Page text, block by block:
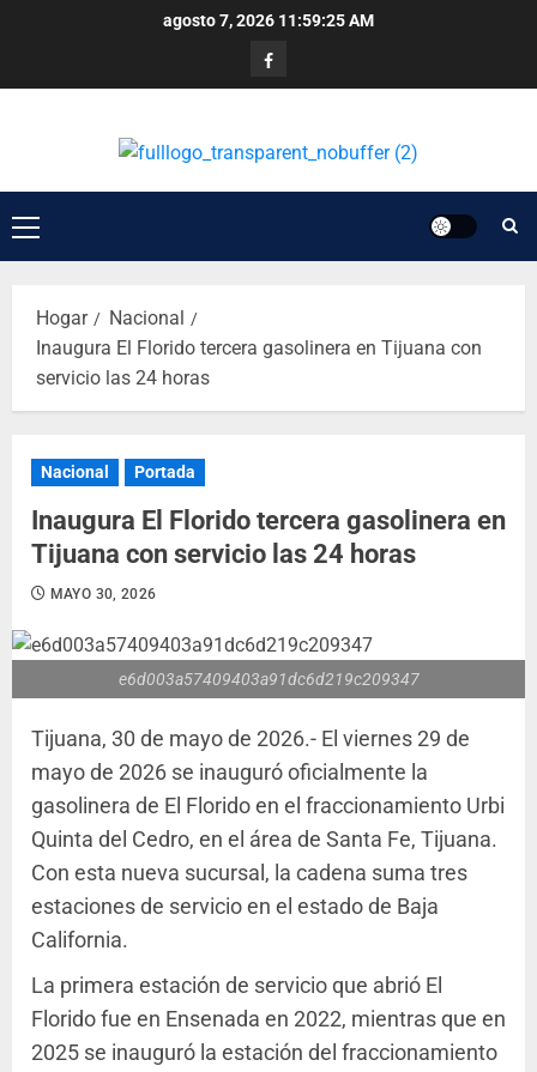
agosto 7, 2026 11:59:26 AM
Hogar
Nacional
Inaugura El Florido tercera gasolinera en Tijuana con
servicio las 24 horas
Nacional Portada
Inaugura El Florido tercera gasolinera en
Tijuana con servicio las 24 horas
MAYO 30, 2026
e6d003a57409403a91dc6d219c209347
Tijuana, 30 de mayo de 2026.- El viernes 29 de
mayo de 2026 se inauguró oficialmente la
gasolinera de El Florido en el fraccionamiento Urbi
Quinta del Cedro, en el área de Santa Fe, Tijuana.
Con esta nueva sucursal, la cadena suma tres
estaciones de servicio en el estado de Baja
California.
La primera estación de servicio que abrió El
Florido fue en Ensenada en 2022, mientras que en
2025 se inauguró la estación del fraccionamiento